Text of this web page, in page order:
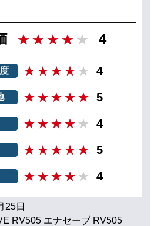
4
4
5
4
5
4
25日
RV505 エナセーブ RV505